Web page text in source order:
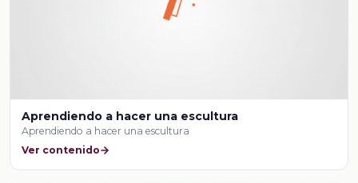
Aprendiendo a hacer una escultura
Aprendiendo a hacer una escultura
Ver contenido